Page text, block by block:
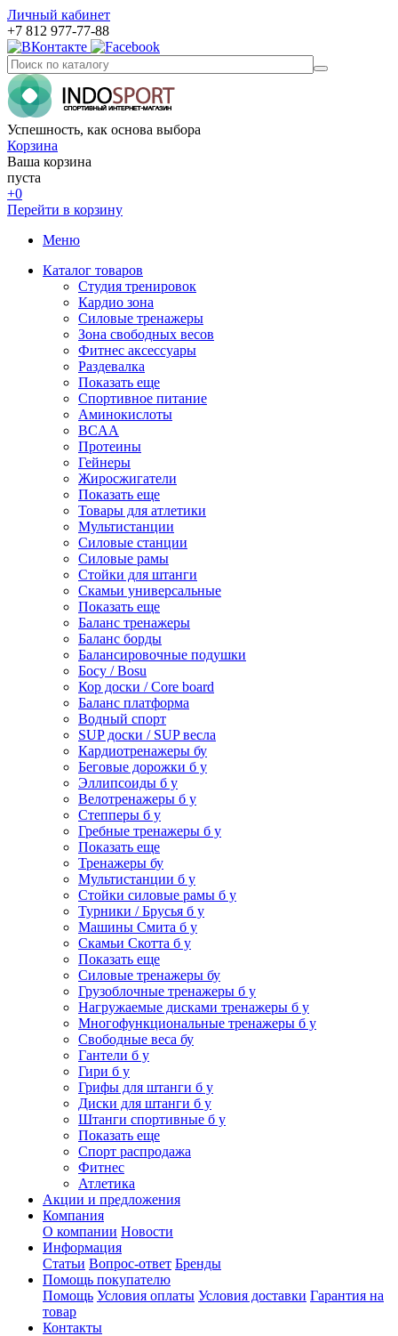
Личный кабинет
+7 812 977-77-88
Успешность, как основа выбора
Корзина
Ваша корзина
пуста
+0
Перейти в корзину
Меню
Каталог товаров
Студия тренировок
Кардио зона
Силовые тренажеры
Зона свободных весов
Фитнес аксессуары
Раздевалка
Показать еще
Спортивное питание
Аминокислоты
BCAA
Протеины
Гейнеры
Жиросжигатели
Показать еще
Товары для атлетики
Мультистанции
Силовые станции
Силовые рамы
Стойки для штанги
Скамьи универсальные
Показать еще
Баланс тренажеры
Баланс борды
Балансировочные подушки
Босу / Bosu
Кор доски / Core board
Баланс платформа
Водный спорт
SUP доски / SUP весла
Кардиотренажеры бу
Беговые дорожки б у
Эллипсоиды б у
Велотренажеры б у
Степперы б у
Гребные тренажеры б у
Показать еще
Тренажеры бу
Мультистанции б у
Стойки силовые рамы б у
Турники / Брусья б у
Машины Смита б у
Скамьи Скотта б у
Показать еще
Силовые тренажеры бу
Грузоблочные тренажеры б у
Нагружаемые дисками тренажеры б у
Многофункциональные тренажеры б у
Свободные веса бу
Гантели б у
Гири б у
Грифы для штанги б у
Диски для штанги б у
Штанги спортивные б у
Показать еще
Спорт распродажа
Фитнес
Атлетика
Акции и предложения
Компания
О компании Новости
Информация
Статьи Вопрос-ответ Бренды
Помощь покупателю
Помощь Условия оплаты Условия доставки Гарантия на
товар
Контакты